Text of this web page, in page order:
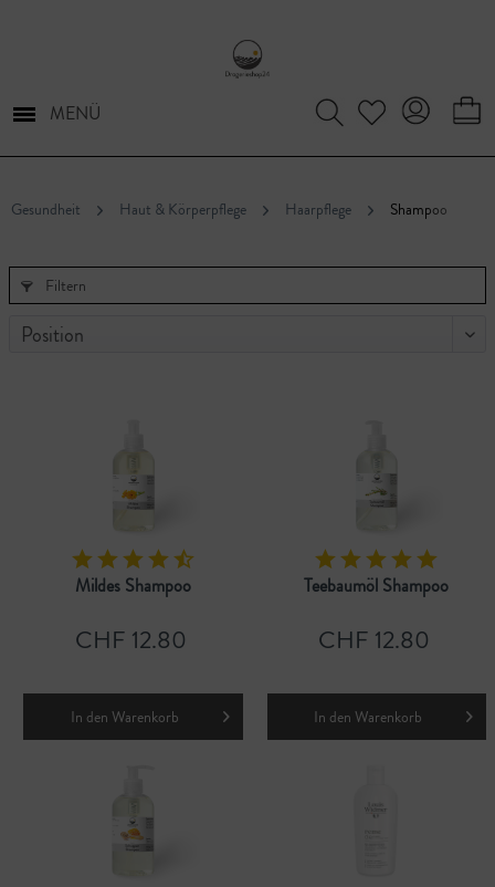
MENÜ
Gesundheit Haut & Körperpflege Haarpflege Shampoo
Filtern
Mildes Shampoo
CHF 12.80
In den Warenkorb
Teebaumöl Shampoo
CHF 12.80
In den Warenkorb